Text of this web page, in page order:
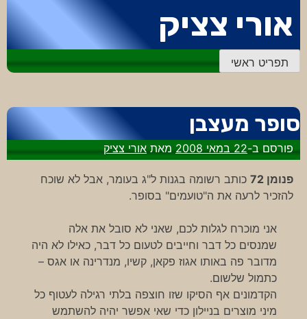
לתוכן
אורי צציק
תפריט ראשי
סופר מעצבן
פורסם ב-22 במאי 2008 מאתאורי צציק
פנומן 72
כותב רשומה בגנות ל"ג בעומר, אבל לא שוכח
להזכיר לרעה את ה"טועמים" בסופר.
אני מוכרח לגלות לכם, שאני לא סובל את אלה
שמנסים כל דבר וחייבים לטעום כל דבר, כאילו לא היה
מדובר פה באותו אגוז פקאן, קשיו, מנדרינה או אגס –
כתמול שלשום.
הקדמונים אף הסיקו שזו חוצפה בלתי רגילה לעטוף כל
מיני מוצרים בניילון כדי שאי אפשר יהיה להשתמש